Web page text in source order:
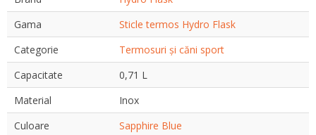
Gama
Sticle termos Hydro Flask
Categorie
Termosuri și căni sport
Capacitate
0,71 L
Material
Inox
Culoare
Sapphire Blue